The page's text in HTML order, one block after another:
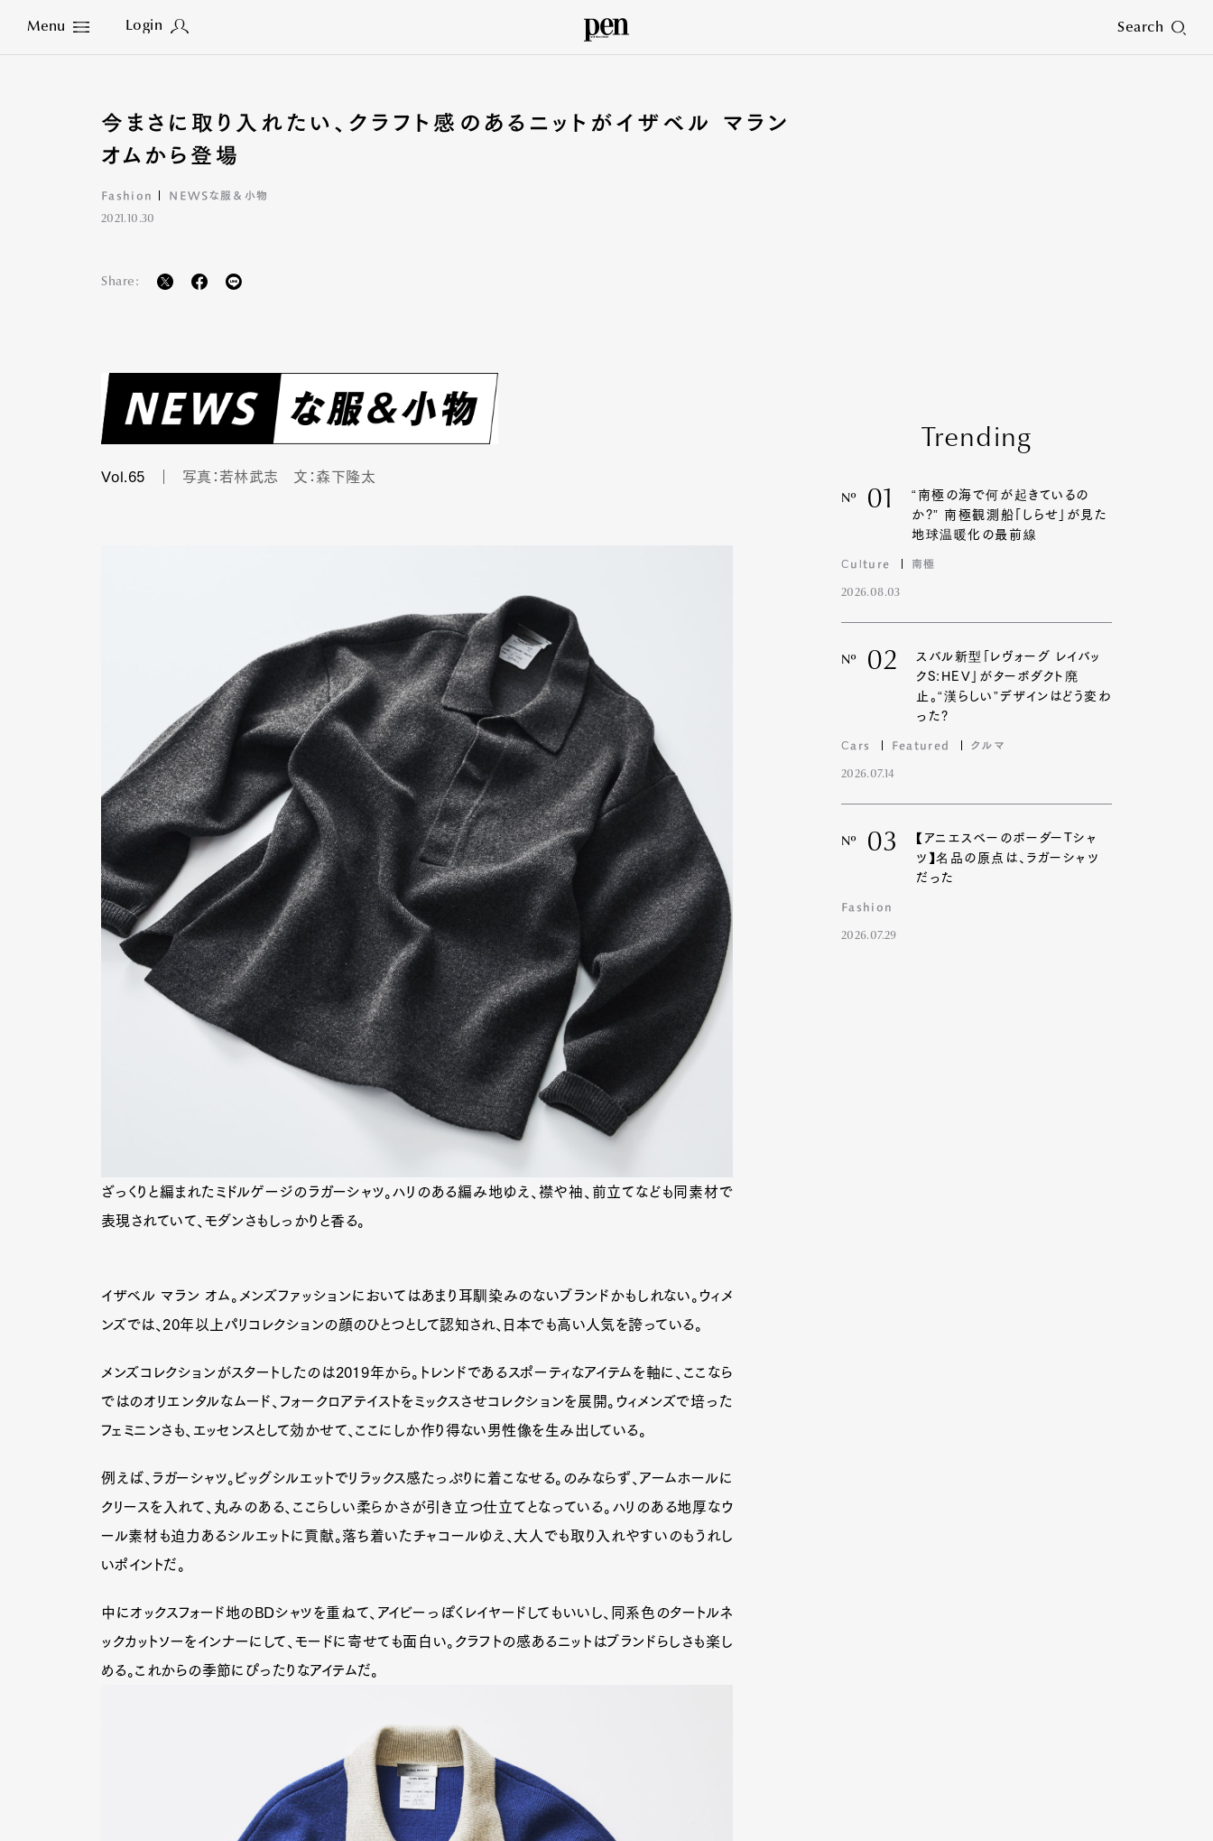
Menu Login Search
Close
今まさに取り入れたい、クラフト感のあるニットがイザベル マラン
オムから登場
Fashion NEWSな服＆小物
2021.10.30
Share:
Vol.65 写真：若林武志 文：森下隆太
ざっくりと編まれたミドルゲージのラガーシャツ。ハリのある編み地ゆえ、襟や袖、前立てなども同素材で
表現されていて、モダンさもしっかりと香る。
イザベル マラン オム。メンズファッションにおいてはあまり耳馴染みのないブランドかもしれない。ウィメ
ンズでは、20年以上パリコレクションの顔のひとつとして認知され、日本でも高い人気を誇っている。
メンズコレクションがスタートしたのは2019年から。トレンドであるスポーティなアイテムを軸に、ここなら
ではのオリエンタルなムード、フォークロアテイストをミックスさせコレクションを展開。ウィメンズで培った
フェミニンさも、エッセンスとして効かせて、ここにしか作り得ない男性像を生み出している。
例えば、ラガーシャツ。ビッグシルエットでリラックス感たっぷりに着こなせる。のみならず、アームホールに
クリースを入れて、丸みのある、ここらしい柔らかさが引き立つ仕立てとなっている。ハリのある地厚なウ
ール素材も迫力あるシルエットに貢献。落ち着いたチャコールゆえ、大人でも取り入れやすいのもうれし
いポイントだ。
中にオックスフォード地のBDシャツを重ねて、アイビーっぽくレイヤードしてもいいし、同系色のタートルネ
ックカットソーをインナーにして、モードに寄せても面白い。クラフトの感あるニットはブランドらしさも楽し
める。これからの季節にぴったりなアイテムだ。
Trending
Nº 01
“南極の海で何が起きているの
か?” 南極観測船「しらせ」が見た
地球温暖化の最前線
Culture 南極
2026.08.03
Nº 02
スバル新型「レヴォーグ レイバッ
クS:HEV」がターボダクト廃
止。“漢らしい”デザインはどう変わ
った?
Cars Featured クルマ
2026.07.14
Nº 03
【アニエスベーのボーダーTシャ
ツ】名品の原点は、ラガーシャツ
だった
Fashion
2026.07.29